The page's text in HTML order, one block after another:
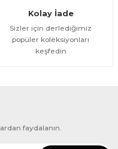
Kolay İade
Sizler için derlediğimiz
popüler koleksiyonları
keşfedin
faydalanın.